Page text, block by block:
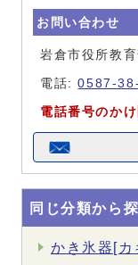
お問い合わせ
岩倉市役所教
電話:0587-
電話番号のか
同じ分類から
かき氷器[カ